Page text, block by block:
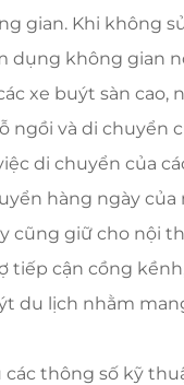
gian. Khi không
dụng không gian
xe buýt sàn cao,
và di chuyển
di chuyển của
hàng ngày
giữ cho nội
cận cồng
du lịch nhằm
các thông số kỹ